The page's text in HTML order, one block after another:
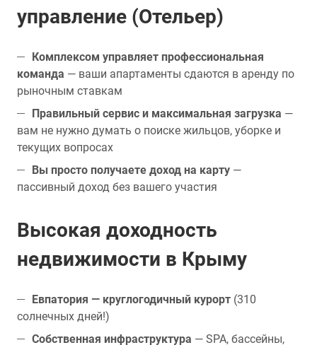
управление (Отельер)
Комплексом управляет профессиональная
команда — ваши апартаменты сдаются в аренду по
рыночным ставкам
Правильный сервис и максимальная загрузка —
вам не нужно думать о поиске жильцов, уборке и
текущих вопросах
Вы просто получаете доход на карту —
пассивный доход без вашего участия
Высокая доходность
недвижимости в Крыму
Евпатория — круглогодичный курорт (310
солнечных дней!)
Собственная инфраструктура — SPA, бассейны,